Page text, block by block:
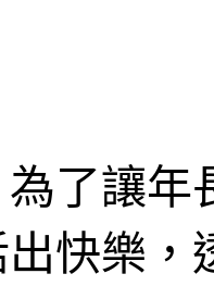
了讓年
快樂，